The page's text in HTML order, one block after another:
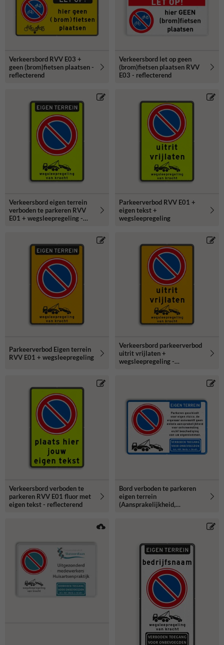
Verkeersbord RVV E03 +
geen (brom)fietsen plaatsen -
reflecterend
Verkeersbord let op geen
(brom)fietsen plaatsen RVV
E03 - reflecterend
Verkeersbord eigen terrein
verboden te parkeren RVV
E01 + wegsleepregeling -
Parkeerverbod RVV E01 +
eigen tekst +
wegsleepregeling
Parkeerverbod Eigen terrein
RVV E01 + wegsleepregeling
Verkeersbord parkeerverbod
uitrit vrijlaten +
wegsleepregeling -
Verkeersbord verboden te
parkeren RVV E01 fluor met
eigen tekst - reflecterend
Bord verboden te parkeren
eigen terrein
(Aansprakelijkheid,